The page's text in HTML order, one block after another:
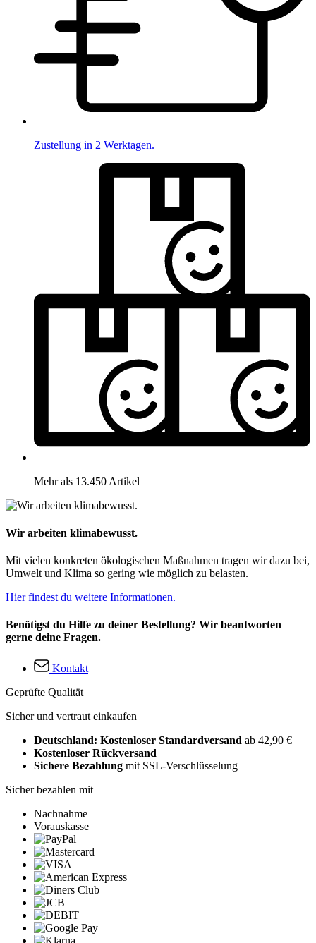
Zustellung in 2 Werktagen.
Mehr als 13.450 Artikel
Wir arbeiten klimabewusst.
Mit vielen konkreten ökologischen Maßnahmen tragen wir dazu bei,
Umwelt und Klima so gering wie möglich zu belasten.
Hier findest du weitere Informationen.
Benötigst du Hilfe zu deiner Bestellung? Wir beantworten
gerne deine Fragen.
Kontakt
Geprüfte Qualität
Sicher und vertraut einkaufen
Deutschland: Kostenloser Standardversand ab 42,90 €
Kostenloser Rückversand
Sichere Bezahlung mit SSL-Verschlüsselung
Sicher bezahlen mit
Nachnahme
Vorauskasse